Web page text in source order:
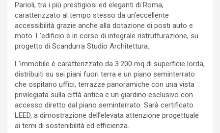
Parioli, tra i più prestigiosi ed eleganti di Roma,
caratterizzato al tempo stesso da un’eccellente
accessibilità grazie anche alla dotazione di posti auto e
moto. L’edificio è in corso di integrale ristrutturazione, su
progetto di Scandurra Studio Architettura.
L’immobile è caratterizzato da 3.200 mq di superficie lorda,
distribuiti su sei piani fuori terra e un piano seminterrato
che ospitano uffici, terrazze panoramiche con una vista
privilegiata sulla città antica e un giardino esclusivo con
accesso diretto dal piano seminterrato. Sarà certificato
LEED, a dimostrazione dell’elevata attenzione progettuale
ai temi di sostenibilità ed efficienza.